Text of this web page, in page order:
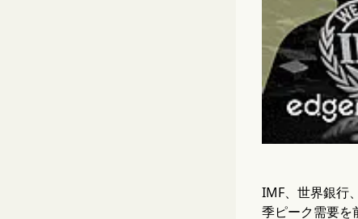
IMF、世界銀行
季ピーク需要を